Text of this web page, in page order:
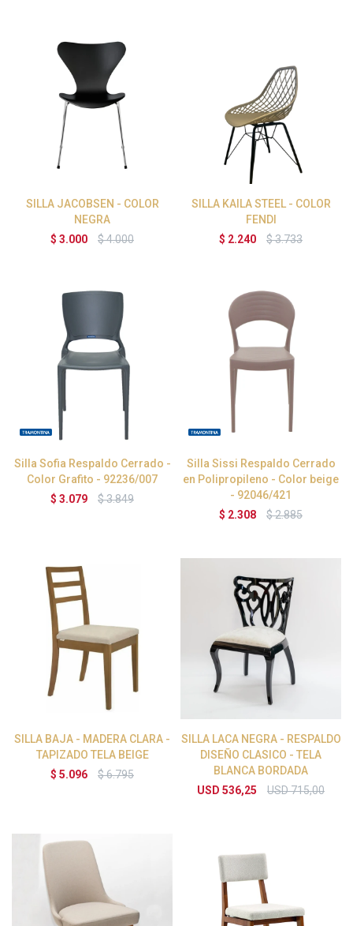
SILLA JACOBSEN - COLOR
NEGRA
$ 3.000 $4.000
SILLA KAILA STEEL - COLOR
FENDI
$ 2.240 $3.733
Silla Sofia Respaldo Cerrado -
Color Grafito - 92236/007
$ 3.079 $3.849
Silla Sissi Respaldo Cerrado
en Polipropileno - Color beige
- 92046/421
$ 2.308 $2.885
SILLA BAJA - MADERA CLARA -
TAPIZADO TELA BEIGE
$ 5.096 $6.795
SILLA LACA NEGRA - RESPALDO
DISEÑO CLASICO - TELA
BLANCA BORDADA
USD 536,25 USD715,00